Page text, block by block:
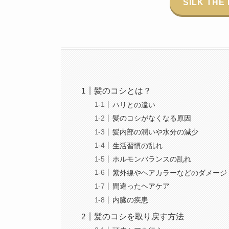
SILK THE
髪のコシとは？
ハリとの違い
髪のコシがなくなる原因
髪内部の潤いや水分の減少
生活習慣の乱れ
ホルモンバランスの乱れ
紫外線やヘアカラーなどのダメージ
間違ったヘアケア
内臓の疾患
髪のコシを取り戻す方法